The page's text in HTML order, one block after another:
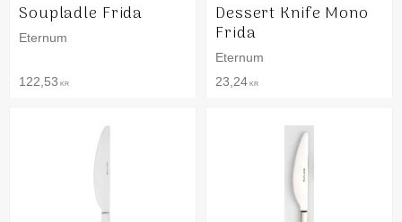
Soupladle Frida
Eternum
122,53 KR
Dessert Knife Mono
Frida
Eternum
23,24 KR